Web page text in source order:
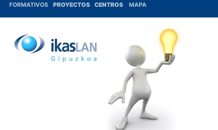
FORMATIVOS
PROYECTOS CENTROS MAPA